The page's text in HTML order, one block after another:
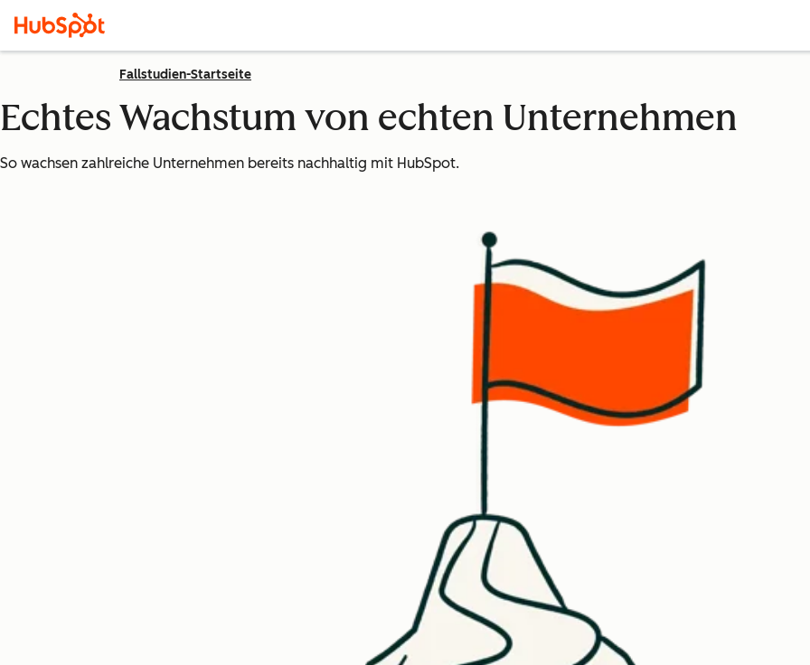
Fallstudien-Startseite
Echtes Wachstum von echten Unternehmen
So wachsen zahlreiche Unternehmen bereits nachhaltig mit HubSpot.